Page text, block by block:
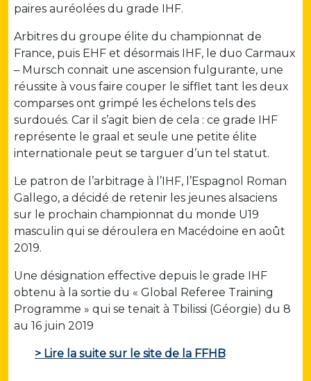
paires auréolées du grade IHF.
Arbitres du groupe élite du championnat de
France, puis EHF et désormais IHF, le duo Carmaux
– Mursch connait une ascension fulgurante, une
réussite à vous faire couper le sifflet tant les deux
comparses ont grimpé les échelons tels des
surdoués. Car il s’agit bien de cela : ce grade IHF
représente le graal et seule une petite élite
internationale peut se targuer d’un tel statut.
Le patron de l’arbitrage à l’IHF, l’Espagnol Roman
Gallego, a décidé de retenir les jeunes alsaciens
sur le prochain championnat du monde U19
masculin qui se déroulera en Macédoine en août
2019.
Une désignation effective depuis le grade IHF
obtenu à la sortie du « Global Referee Training
Programme » qui se tenait à Tbilissi (Géorgie) du 8
au 16 juin 2019
> Lire la suite sur le site de la FFHB